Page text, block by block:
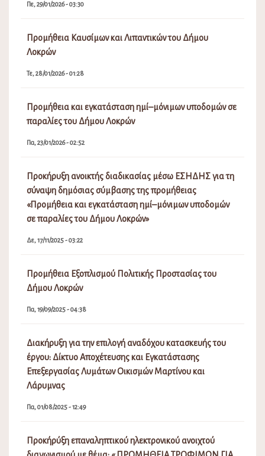
Πε, 29/01/2026 - 03:30
Προμήθεια Καυσίμων και Λιπαντικών του Δήμου
Λοκρών
Τε, 28/01/2026 - 01:28
Προμήθεια και εγκατάσταση ημί–μόνιμων υποδομών σε
παραλίες του Δήμου Λοκρών
Πα, 23/01/2026 - 02:52
Προκήρυξη ανοικτής διαδικασίας μέσω ΕΣΗΔΗΣ για τη
σύναψη δημόσιας σύμβασης της προμήθειας
«Προμήθεια και εγκατάσταση ημί–μόνιμων υποδομών
σε παραλίες του Δήμου Λοκρών»
Δε, 17/11/2025 - 03:22
Προμήθεια Εξοπλισμού Πολιτικής Προστασίας του
Δήμου Λοκρών
Πα, 19/09/2025 - 04:38
Διακήρυξη για την επιλογή αναδόχου κατασκευής του
έργου: Δίκτυο Αποχέτευσης και Εγκατάστασης
Επεξεργασίας Λυμάτων Οικισμών Μαρτίνου και
Λάρυμνας
Πα, 01/08/2025 - 12:49
Προκήρύξη επαναληπτικού ηλεκτρονικού ανοιχτού